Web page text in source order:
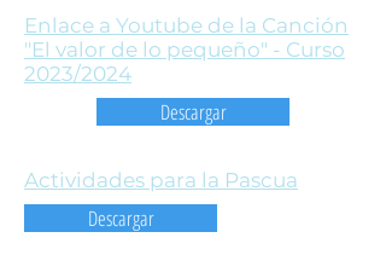
Enlace a Youtube de la Canción
"El valor de lo pequeño" - Curso
2023/2024
Descargar
Actividades para la Pascua
Descargar